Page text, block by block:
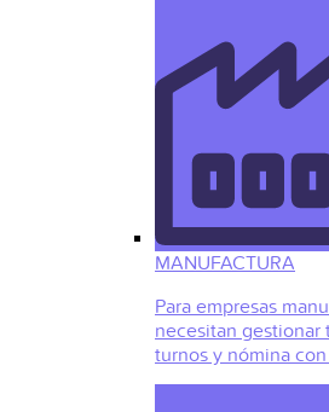
MANUFACTURA
Para empresas
necesitan gestionar
turnos y nómina